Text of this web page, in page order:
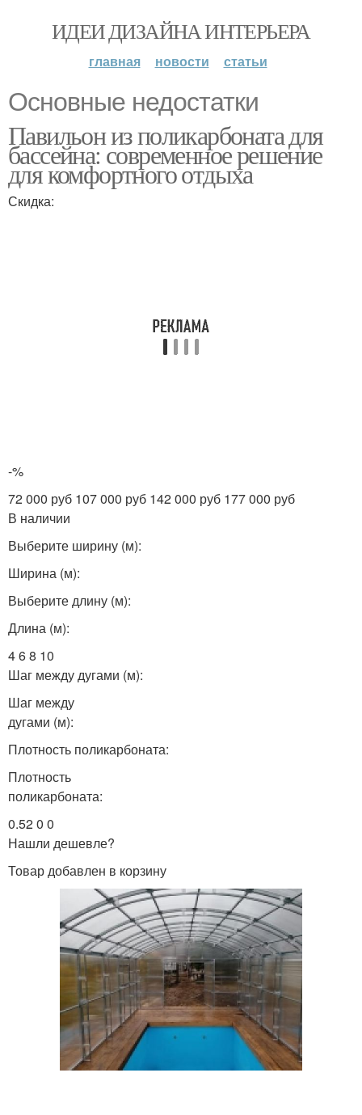
ИДЕИ ДИЗАЙНА ИНТЕРЬЕРА
главная новости статьи
Основные недостатки
Павильон из поликарбоната для
бассейна: современное решение
для комфортного отдыха
Скидка:
-%
72 000 руб 107 000 руб 142 000 руб 177 000 руб
В наличии
Выберите ширину (м):
Ширина (м):
Выберите длину (м):
Длина (м):
4 6 8 10
Шаг между дугами (м):
Шаг между
дугами (м):
Плотность поликарбоната:
Плотность
поликарбоната:
0.52 0 0
Нашли дешевле?
Товар добавлен в корзину